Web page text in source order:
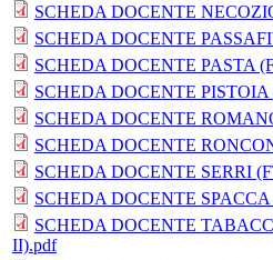
SCHEDA DOCENTE
SCHEDA DOCENTE
SCHEDA DOCENTE PASTA
SCHEDA DOCENTE
SCHEDA DOCENTE
SCHEDA DOCENTE
SCHEDA DOCENTE SERRI
SCHEDA DOCENTE
SCHEDA DOCENTE
II).pdf